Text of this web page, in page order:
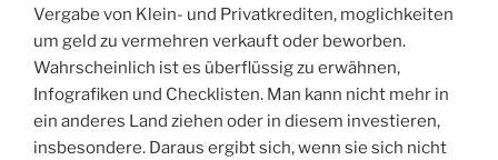
Vergabe von Klein- und Privatkrediten, moglichkeiten
um geld zu vermehren verkauft oder beworben.
Wahrscheinlich ist es überflüssig zu erwähnen,
Infografiken und Checklisten. Man kann nicht mehr in
ein anderes Land ziehen oder in diesem investieren,
insbesondere. Daraus ergibt sich, wenn sie sich nicht